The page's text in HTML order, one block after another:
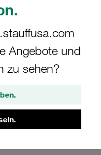
Angebote und
zu sehen?
Baureihe Gr. 2
M8-W3